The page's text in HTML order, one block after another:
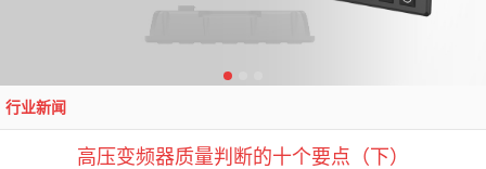
行业新闻
高压变频器质量判断的十个要点（下）